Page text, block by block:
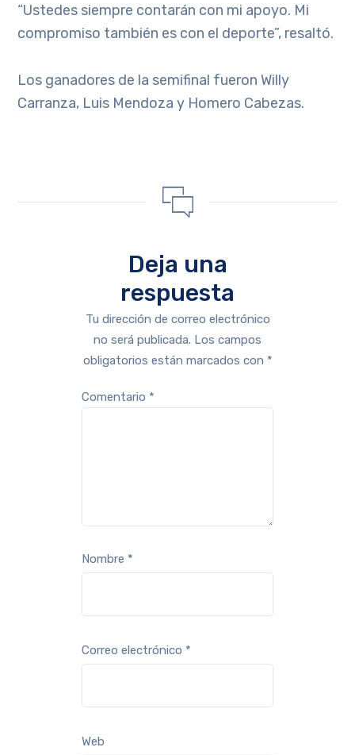
“Ustedes siempre contarán con mi apoyo. Mi
compromiso también es con el deporte”, resaltó.
Los ganadores de la semifinal fueron Willy
Carranza, Luis Mendoza y Homero Cabezas.
Deja una
respuesta
Tu dirección de correo electrónico
no será publicada. Los campos
obligatorios están marcados con *
Comentario *
Nombre *
Correo electrónico *
Web